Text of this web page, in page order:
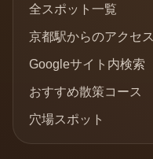
全スポット一覧
京都駅からのアクセス
Googleサイト内検索
おすすめ散策コース
穴場スポット